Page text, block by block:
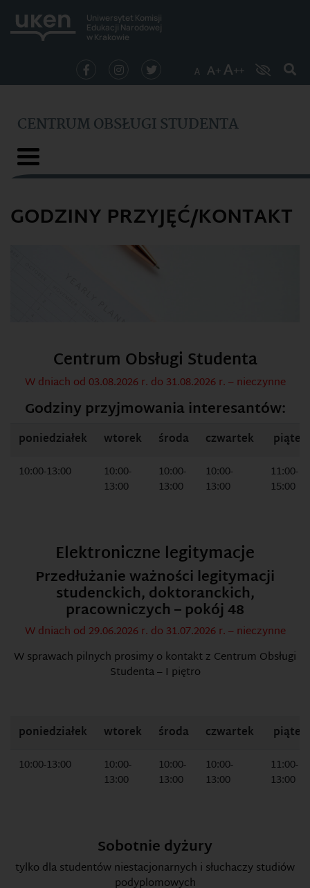
Uniwersytet Komisji
Edukacji Narodowej
w Krakowie
CENTRUM OBSŁUGI STUDENTA
GODZINY PRZYJĘĆ/KONTAKT
Centrum Obsługi Studenta
W dniach od 03.08.2026 r. do 31.08.2026 r. – nieczynne
Godziny przyjmowania interesantów:
poniedziałek wtorek środa czwartek
piątek
10:00-13:00
10:00-
13:00
10:00-
13:00
10:00-
13:00
11:00-
15:00
Elektroniczne legitymacje
Przedłużanie ważności legitymacji
studenckich, doktoranckich,
pracowniczych – pokój 48
W dniach od 29.06.2026 r. do 31.07.2026 r. – nieczynne
W sprawach pilnych prosimy o kontakt z Centrum Obsługi
Studenta – I piętro
poniedziałek wtorek środa czwartek
piątek
10:00-13:00
10:00-
13:00
10:00-
13:00
10:00-
13:00
11:00-
13:00
Sobotnie dyżury
tylko dla studentów niestacjonarnych i słuchaczy studiów
podyplomowych